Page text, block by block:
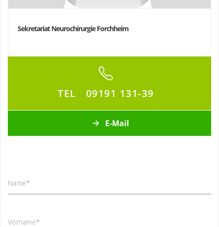
Sekretariat Neurochirurgie Forchheim
TEL 09191 131-39
E-Mail
Name*
Vorname*